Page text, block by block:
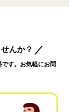
んか？
す。お気軽にお問